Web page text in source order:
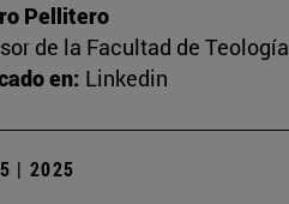
Pellitero
de la Facultad de Teología
en: Linkedin
| 2025